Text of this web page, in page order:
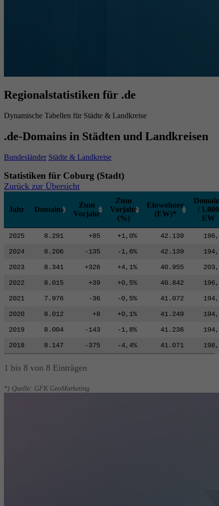
Regionalstatistiken für .de
Dynamische Tabellen für Städte & Landkreise
.de-Domains in Städten und Landkreisen
Bundesländer Städte & Landkreise
Statistiken für Coburg (Stadt)
Zurück zur Übersicht
Jahr Domains
Zum
Vorjahr
Zum
Vorjahr
(%)
Einwohner
(EW)*
/ 1.000
EW
2025 8.291 +85 +1,0% 42.139
2024
8.206 -135 -1,6% 42.139
2023
8.341 +326 +4,1% 40.955
2022
8.015 +39 +0,5% 40.842
2021
7.976 -36 -0,5% 41.072
2020
8.012 +8 +0,1% 41.249
2019
8.004 -143 -1,8% 41.236
2018
8.147 -375 -4,4% 41.071
1 bis 8 von 8 Einträgen
*) Quelle: GFK GeoMarketing